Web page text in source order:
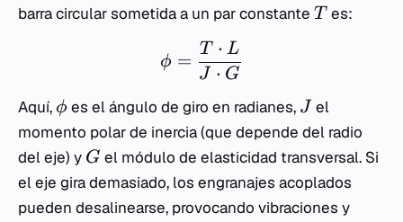
barra circular sometida a un par constante T es:
ϕ =
J ⋅ G
T ⋅ L
Aquí, ϕ es el ángulo de giro en radianes, Jel
momento polar de inercia (que depende del radio
del eje) y G el módulo de elasticidad transversal. Si
el eje gira demasiado, los engranajes acoplados
pueden desalinearse, provocando vibraciones y